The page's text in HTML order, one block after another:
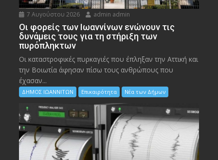
7 Αυγούστου 2026 admin admin
Οι φορείς των Ιωαννίνων ενώνουν τις
δυνάμεις τους για τη στήριξη των
πυρόπληκτων
Οι καταστροφικές πυρκαγιές που έπληξαν την Αττική και
την Bοιωτία άφησαν πίσω τους ανθρώπους που
έχασαν...
ΔΗΜΟΣ ΙΩΑΝΝΙΤΩΝ Επικαιρότητα Νέα των Δήμων